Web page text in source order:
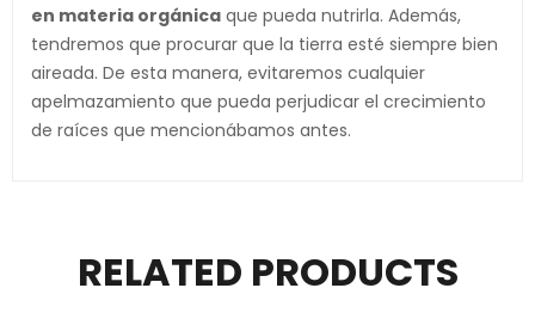
en materia orgánica que pueda nutrirla. Además,
tendremos que procurar que la tierra esté siempre bien
aireada. De esta manera, evitaremos cualquier
apelmazamiento que pueda perjudicar el crecimiento
de raíces que mencionábamos antes.
RELATED PRODUCTS